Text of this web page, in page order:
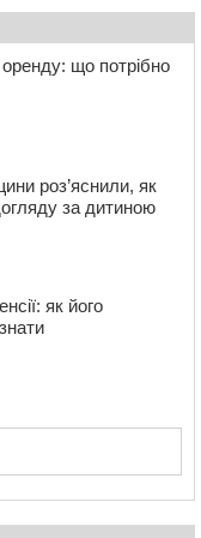
дрона воїна
натрапили на
переході
що потрібно
роз’яснили, як
за дитиною
як його